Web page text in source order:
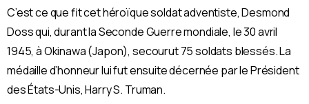
C’est ce que fit cet héroïque soldat adventiste, Desmond
Doss qui, durant la Seconde Guerre mondiale, le 30 avril
1945, à Okinawa (Japon), secourut 75 soldats blessés. La
médaille d’honneur lui fut ensuite décernée par le Président
des États-Unis, Harry S. Truman.